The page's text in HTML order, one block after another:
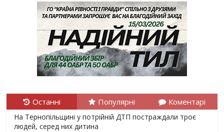
Останні Популярні Коментарі
На Тернопільщині у потрійній ДТП постраждали троє
людей, серед них дитина